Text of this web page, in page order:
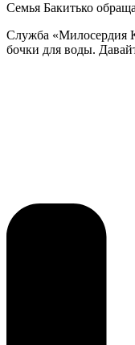
Семья Бакитько
Служба «Милосердия
бочки для воды.